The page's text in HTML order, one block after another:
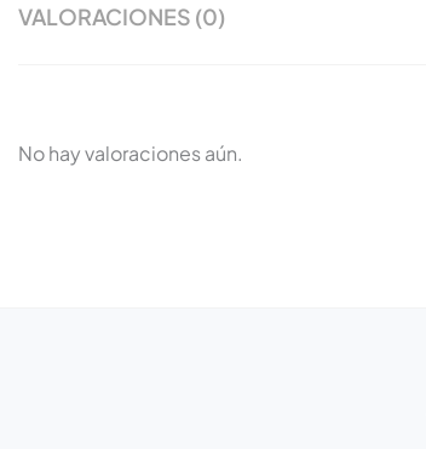
VALORACIONES (0)
No hay valoraciones aún.